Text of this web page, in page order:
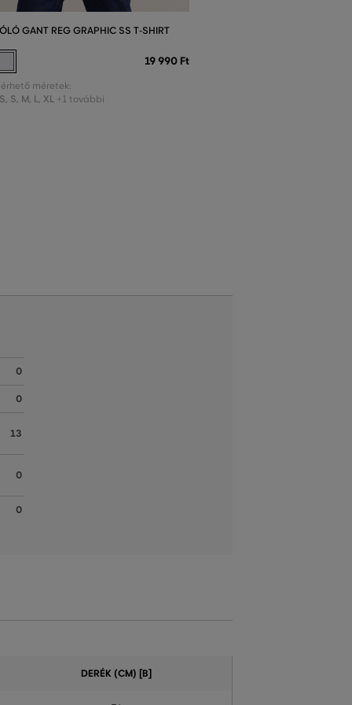
GANT REG GRAPHIC SS T-SHIRT
19 990 Ft
méretek:
, S, M, L, XL +1 további
0
0
13
0
0
DERÉK (CM) [B]